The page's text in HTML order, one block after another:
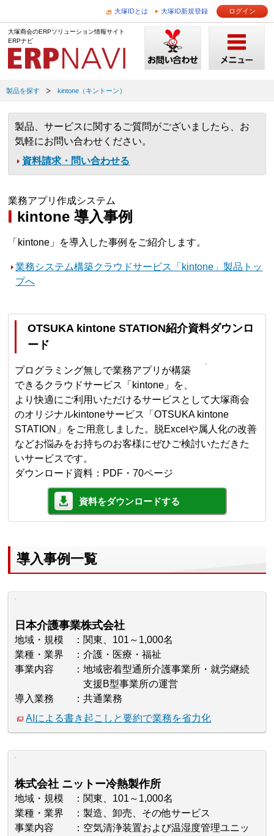
大塚IDとは 大塚ID新規登録 ログイン
大塚商会のERPソリューション情報サイト
ERPナビ
製品を探す kintone（キントーン）
製品、サービスに関するご質問がございましたら、お
気軽にお問い合わせください。
資料請求・問い合わせる
業務アプリ作成システム
kintone 導入事例
「kintone」を導入した事例をご紹介します。
業務システム構築クラウドサービス「kintone」製品トッ
プへ
OTSUKA kintone STATION紹介資料ダウンロ
ード
プログラミング無しで業務アプリが構築
できるクラウドサービス「kintone」を、
より快適にご利用いただけるサービスとして大塚商会
のオリジナルkintoneサービス「OTSUKA kintone
STATION」をご用意しました。脱Excelや属人化の改善
などお悩みをお持ちのお客様にぜひご検討いただきた
いサービスです。
ダウンロード資料：PDF・70ページ
資料をダウンロードする
導入事例一覧
日本介護事業株式会社
地域・規模
関東、101～1,000名
業種・業界
介護・医療・福祉
事業内容
地域密着型通所介護事業所・就労継続
支援B型事業所の運営
導入業務
共通業務
AIによる書き起こしと要約で業務を省力化
株式会社 ニットー冷熱製作所
地域・規模
関東、101～1,000名
業種・業界
製造、卸売、その他サービス
事業内容
空気清浄装置および温湿度管理ユニッ